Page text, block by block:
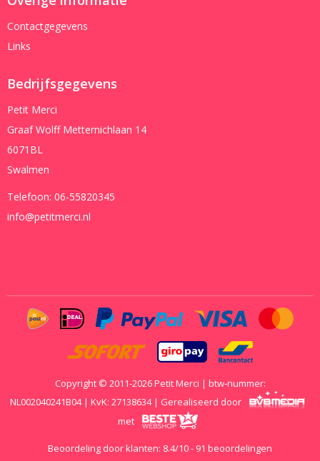
Contactgegevens
Links
Bedrijfsgegevens
Petit Merci
Graaf Wolff Metternichlaan 14
6071BL
Swalmen
Telefoon: 06-55820345
info@petitmerci.nl
Copyright © 2011-2026 Petit Merci | btw-nummer:
NL002040241B04 | KvK: 27138634 | Gerealiseerd door
met
Beoordeling door klanten: 8.4/10- 91 beoordelingen